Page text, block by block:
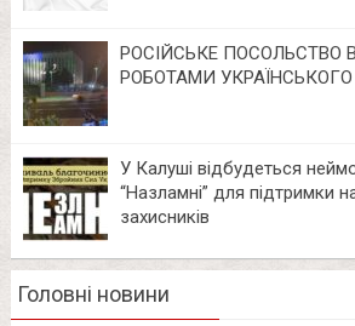
РОСІЙСЬКЕ ПОСОЛЬСТВО
РОБОТАМИ
У Калуші відбудеться
“Назламні” для підтримки
захисників
Головні новини